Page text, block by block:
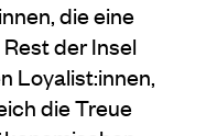
die eine
der Insel
Loyalist:innen,
die Treue